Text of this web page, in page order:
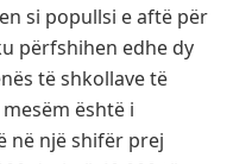
si popullsi e aftë për
përfshihen edhe dy
të shkollave të
është i
në një shifër prej